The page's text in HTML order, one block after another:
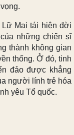
Lữ Mai tái hiện đời
những chiến sĩ
thành không gian
thống. Ở đó, tinh
đảo được khẳng
người lính trẻ hóa
yêu Tổ quốc.